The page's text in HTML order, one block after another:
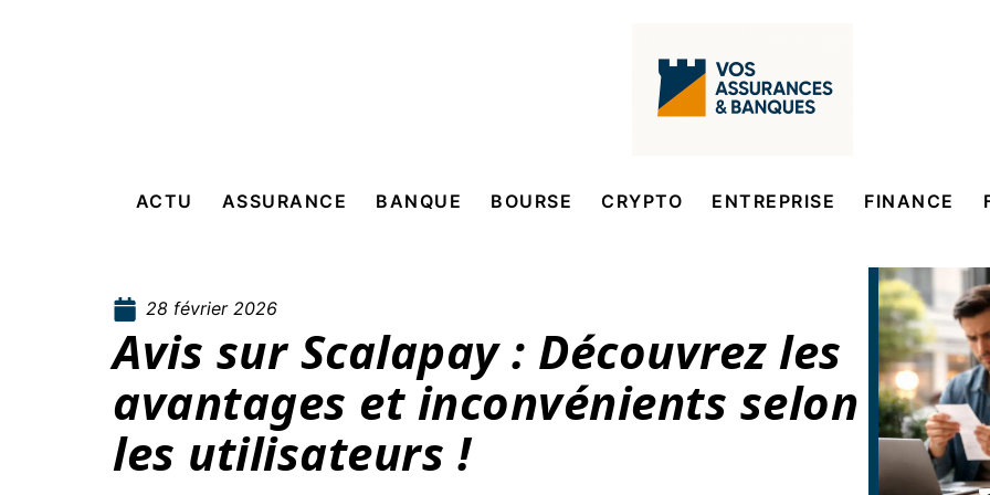
ACTU ASSURANCE BANQUE BOURSE CRYPTO ENTREPRISE FINANCE
28 février 2026
Avis sur Scalapay : Découvrez les
avantages et inconvénients selon
les utilisateurs !